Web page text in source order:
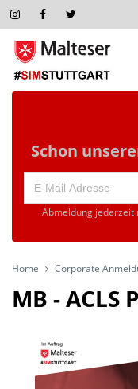
Schon
Abmeldung jederzeit
Home Corporate
MB - ACLS